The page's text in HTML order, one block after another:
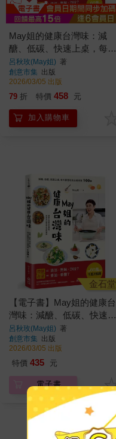
May姐的健康台灣味：減
醣、低碳、快速上桌，每天
都想吃的三餐提案 100+
呂秋玫(May姐) 著
創意市集 出版
2026/03/05 出版
79 折 特價 458 元
加入購物車
金石堂
【電子書】May姐的健康台
灣味：減醣、低碳、快速上
桌，每天都想吃的三餐提案
100+
呂秋玫(May姐) 著
創意市集 出版
2026/03/05 出版
特價 435 元
電子書